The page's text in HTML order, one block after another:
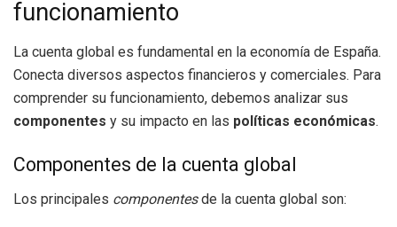
funcionamiento
La cuenta global es fundamental en la economía de España.
Conecta diversos aspectos financieros y comerciales. Para
comprender su funcionamiento, debemos analizar sus
componentes y su impacto en las políticas económicas.
Componentes de la cuenta global
Los principales componentesde la cuenta global son: